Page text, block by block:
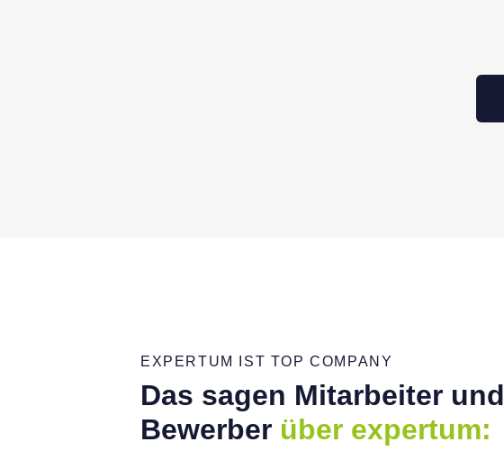
EXPERTUM IST TOP COMPANY
Das sagen Mitarbeiter und
Bewerber über expertum: